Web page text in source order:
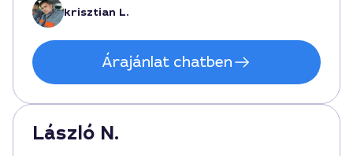
krisztian L.
Árajánlat chatben
László N.